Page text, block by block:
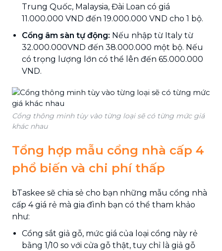
Trung Quốc, Malaysia, Đài Loan có giá
11.000.000 VND đến 19.000.000 VND cho 1 bộ.
Cổng âm sàn tự động: Nếu nhập từ Italy từ
32.000.000VND đến 38.000.000 một bộ. Nếu
có trọng lượng lớn có thể lên đến 65.000.000
VND.
Cổng thông minh tùy vào từng loại sẽ có từng mức giá
khác nhau
Tổng hợp mẫu cổng nhà cấp 4
phổ biến và chi phí thấp
bTaskee sẽ chia sẻ cho bạn những mẫu cổng nhà
cấp 4 giá rẻ mà gia đình bạn có thể tham khảo
như:
Cổng sắt giả gỗ, mức giá của loại cổng này rẻ
bằng 1/10 so với cửa gỗ thật, tuy chỉ là giả gỗ